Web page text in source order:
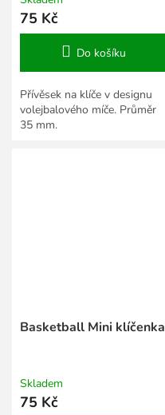
75 Kč
Do košíku
Přívěsek na klíče v designu
volejbalového míče. Průměr
35 mm.
Basketball Mini klíčenka
Skladem
75 Kč